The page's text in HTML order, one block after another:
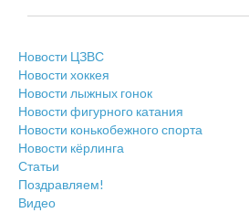
Новости ЦЗВС
Новости хоккея
Новости лыжных гонок
Новости фигурного катания
Новости конькобежного спорта
Новости кёрлинга
Статьи
Поздравляем!
Видео